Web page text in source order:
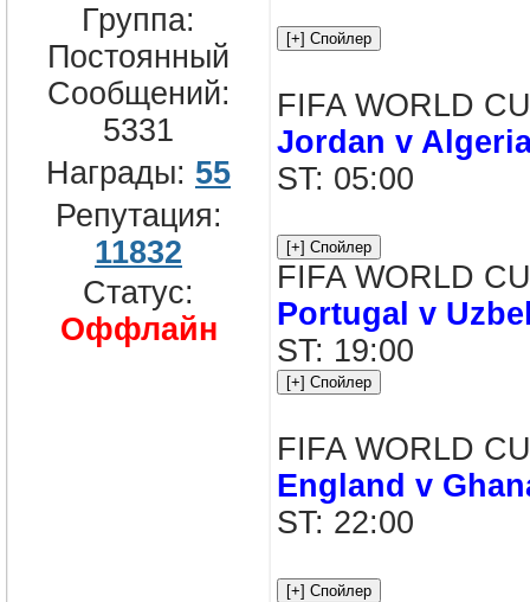
Группа:
Постоянный
Сообщений:
5331
Награды: 55
Репутация:
11832
Статус:
Оффлайн
FIFA WORLD
Jordan v
ST: 05:00
FIFA WORLD
Portugal v
ST: 19:00
FIFA WORLD
England v
ST: 22:00